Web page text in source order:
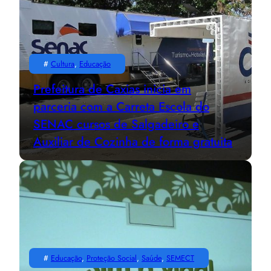
# Cultura, Educação
Prefeitura de Caxias inicia em
parceria com a Carreta Escola do
SENAC cursos de Salgadeiro e
Auxiliar de Cozinha de forma gratuita
# Educação, Proteção Social, Saúde, SEMECT